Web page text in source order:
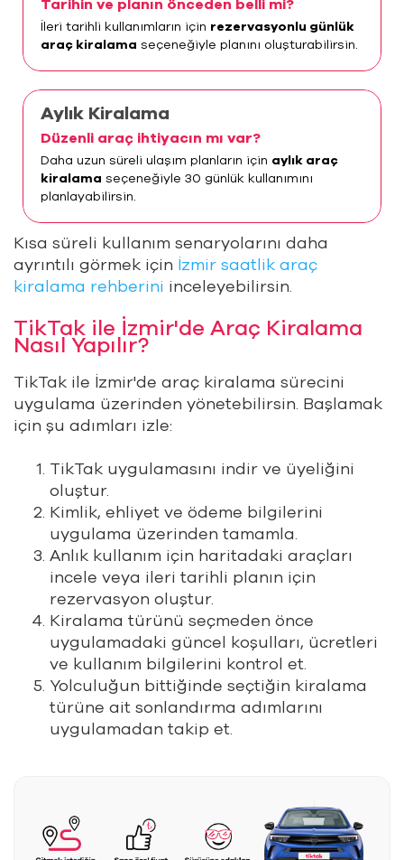
Tarihin ve planın önceden belli mi?
İleri tarihli kullanımların için rezervasyonlu günlük
araç kiralama seçeneğiyle planını oluşturabilirsin.
Aylık Kiralama
Düzenli araç ihtiyacın mı var?
Daha uzun süreli ulaşım planların için aylık araç
kiralama seçeneğiyle 30 günlük kullanımını
planlayabilirsin.
Kısa süreli kullanım senaryolarını daha
ayrıntılı görmek için İzmir saatlik araç
kiralama rehberini inceleyebilirsin.
TikTak ile İzmir'de Araç Kiralama
Nasıl Yapılır?
TikTak ile İzmir'de araç kiralama sürecini
uygulama üzerinden yönetebilirsin. Başlamak
için şu adımları izle:
TikTak uygulamasını indir ve üyeliğini
oluştur.
Kimlik, ehliyet ve ödeme bilgilerini
uygulama üzerinden tamamla.
Anlık kullanım için haritadaki araçları
incele veya ileri tarihli planın için
rezervasyon oluştur.
Kiralama türünü seçmeden önce
uygulamadaki güncel koşulları, ücretleri
ve kullanım bilgilerini kontrol et.
Yolculuğun bittiğinde seçtiğin kiralama
türüne ait sonlandırma adımlarını
uygulamadan takip et.